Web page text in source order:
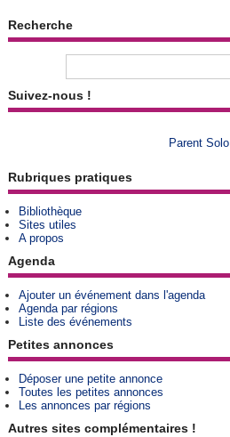
Recherche
Suivez-nous !
Parent Solo
Rubriques pratiques
Bibliothèque
Sites utiles
A propos
Agenda
Ajouter un événement dans l'agenda
Agenda par régions
Liste des événements
Petites annonces
Déposer une petite annonce
Toutes les petites annonces
Les annonces par régions
Autres sites complémentaires !